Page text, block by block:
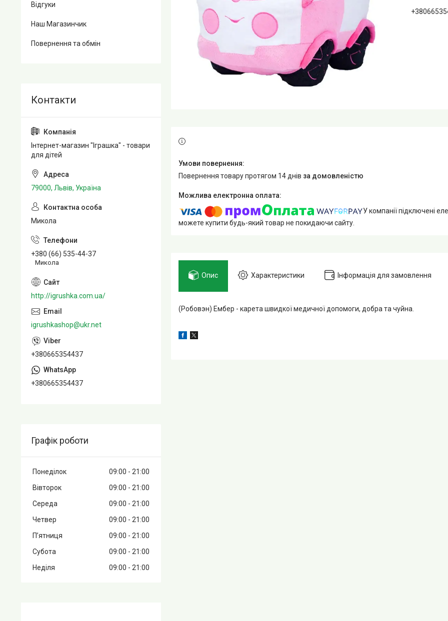
повернення товару протягом 14 днів за домовленістю
У компанії підключені
можете купити будь-який товар не покидаючи сайту.
Опис Характеристики Інформація для замовлення
(Робовэн) Ембер - карета швидкої медичної допомоги, добра та чуйна.
Відгуки
Наш Магазинчик
Повернення та обмін
Інтернет-магазин "Іграшка" - товари
для дітей
79000, Львів, Україна
Микола
+380 (66) 535-44-37
Микола
http://igrushka.com.ua/
igrushkashop@ukr.net
+380665354437
+380665354437
Графік роботи
Понеділок 09:00
21:00
Вівторок
09:00
21:00
Середа
09:00
21:00
Четвер
09:00
21:00
Пʼятниця
09:00
21:00
Субота
09:00
21:00
Неділя
09:00 21:00